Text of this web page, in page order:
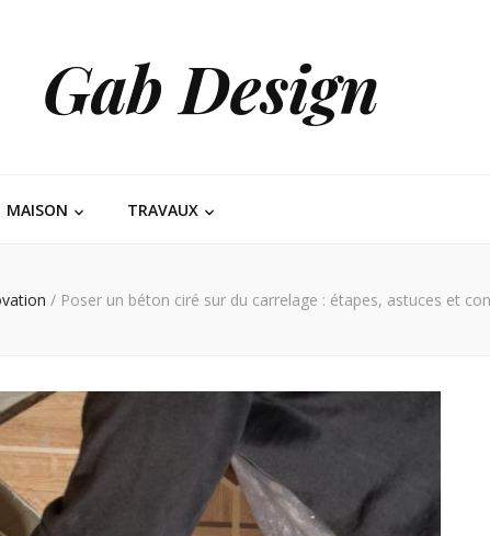
Gab Design
MAISON TRAVAUX
/ Poser un béton ciré sur du carrelage : étapes, astuces et